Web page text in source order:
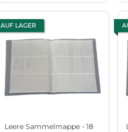
Leere Sammelmappe - 18
AUF LAGER